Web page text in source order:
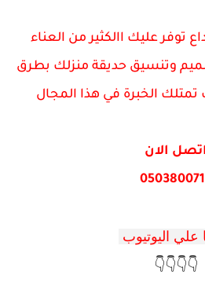
توفر عليك االكثير من العناء
وتنسيق حديقة منزلك بطرق
الخبرة في هذا المجال
اتصل الان
علي اليوتيوب
👇👇👇👇